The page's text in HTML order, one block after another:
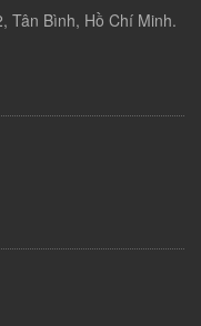
Tân Bình, Hồ Chí Minh.